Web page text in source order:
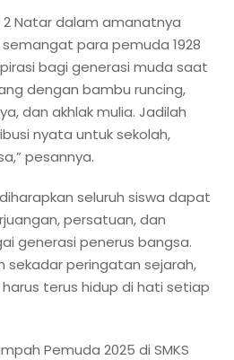
2 Natar dalam amanatnya
para pemuda 1928
bagi generasi muda saat
dengan bambu runcing,
dan akhlak mulia. Jadilah
nyata untuk sekolah,
pesannya.
seluruh siswa dapat
persatuan, dan
generasi penerus bangsa.
sekadar peringatan sejarah,
terus hidup di hati setiap
Pemuda 2025 di SMKS